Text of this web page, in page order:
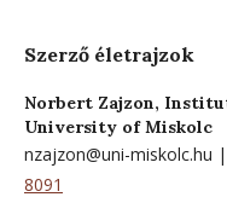
Szerző életrajzok
Norbert Zajzon,
University of Miskolc
nzajzon@uni-miskolc.hu |
8091